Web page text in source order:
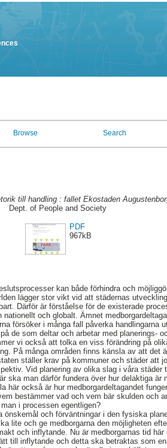
Browse Search
till handling : fallet Ekostaden
Dept. of People and Society
PDF
967kB
kan både förhindra och
lägger stor vikt vid att städernas
Därför är förståelse för de existerade
och globalt. Ämnet
försöker i många fall påverka handlingarna
de som deltar och arbetar med planerings-
vi också att tolka en viss förändring på
På många områden finns känsla av att det
ställer krav på kommuner och städer att
Vid planering av olika slag i våra städer
ska man därför fundera över hur delaktiga är
här också är hur medborgardeltagandet
bestämmer vad och vem bär skulden och
i processen egentligen?
och förväntningar i den fysiska
lite och ge medborgarna den möjligheten
och inflytande. Nu är medborgarnas tid
till inflytande och detta ska betraktas som